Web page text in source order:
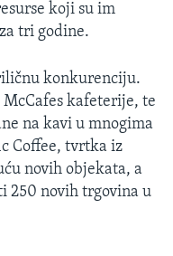
koji su im
tri godine.
konkurenciju.
kafeterije, te
na kavi u mnogima
Coffee, tvrtka iz
novih objekata, a
250 novih trgovina u